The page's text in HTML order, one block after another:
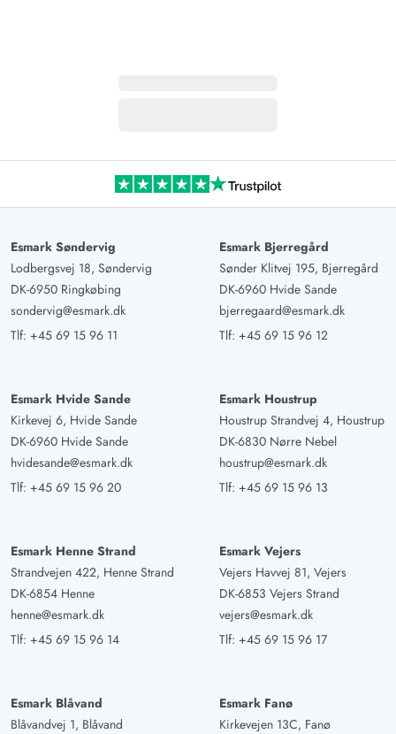
Esmark Søndervig
Lodbergsvej 18, Søndervig
DK-6950 Ringkøbing
sondervig@esmark.dk
Tlf: +45 69 15 96 11
Esmark Bjerregård
Sønder Klitvej 195, Bjerregård
DK-6960 Hvide Sande
bjerregaard@esmark.dk
Tlf: +45 69 15 96 12
Esmark Hvide Sande
Kirkevej 6, Hvide Sande
DK-6960 Hvide Sande
hvidesande@esmark.dk
Tlf: +45 69 15 96 20
Esmark Houstrup
Houstrup Strandvej 4, Houstrup
DK-6830 Nørre Nebel
houstrup@esmark.dk
Tlf: +45 69 15 96 13
Esmark Henne Strand
Strandvejen 422, Henne Strand
DK-6854 Henne
henne@esmark.dk
Tlf: +45 69 15 96 14
Esmark Vejers
Vejers Havvej 81, Vejers
DK-6853 Vejers Strand
vejers@esmark.dk
Tlf: +45 69 15 96 17
Esmark Blåvand
Blåvandvej 1, Blåvand
Esmark Fanø
Kirkevejen 13C, Fanø